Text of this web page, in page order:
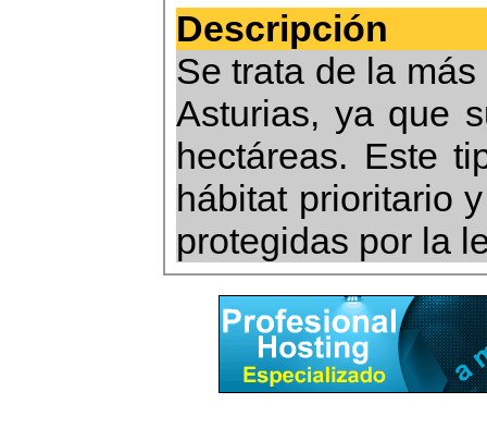
Descripción
Se trata de la
Asturias, ya que
hectáreas. Este
hábitat prioritario
protegidas por la